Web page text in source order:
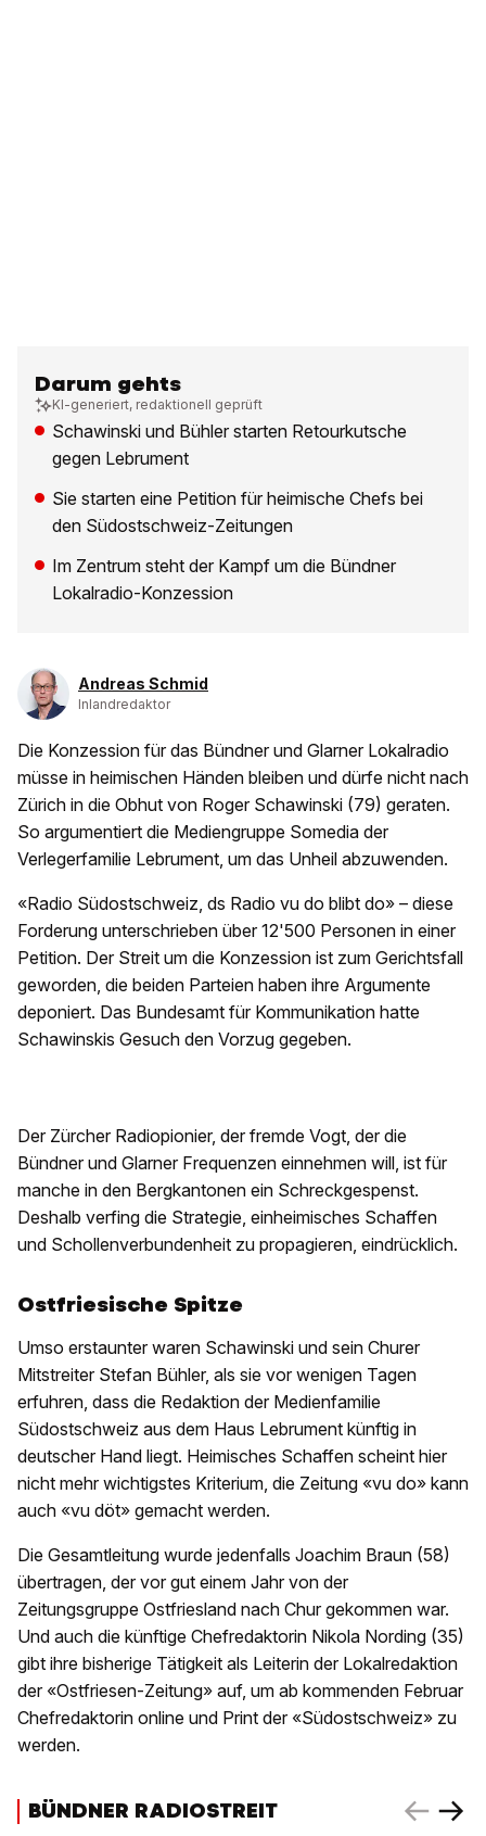
Darum gehts
KI-generiert, redaktionell geprüft
Schawinski und Bühler starten Retourkutsche
gegen Lebrument
Sie starten eine Petition für heimische Chefs bei
den Südostschweiz-Zeitungen
Im Zentrum steht der Kampf um die Bündner
Lokalradio-Konzession
Andreas Schmid
Inlandredaktor
Die Konzession für das Bündner und Glarner Lokalradio
müsse in heimischen Händen bleiben und dürfe nicht nach
Zürich in die Obhut von Roger Schawinski (79) geraten.
So argumentiert die Mediengruppe Somedia der
Verlegerfamilie Lebrument, um das Unheil abzuwenden.
«Radio Südostschweiz, ds Radio vu do blibt do» – diese
Forderung unterschrieben über 12'500 Personen in einer
Petition. Der Streit um die Konzession ist zum Gerichtsfall
geworden, die beiden Parteien haben ihre Argumente
deponiert. Das Bundesamt für Kommunikation hatte
Schawinskis Gesuch den Vorzug gegeben.
Der Zürcher Radiopionier, der fremde Vogt, der die
Bündner und Glarner Frequenzen einnehmen will, ist für
manche in den Bergkantonen ein Schreckgespenst.
Deshalb verfing die Strategie, einheimisches Schaffen
und Schollenverbundenheit zu propagieren, eindrücklich.
Ostfriesische Spitze
Umso erstaunter waren Schawinski und sein Churer
Mitstreiter Stefan Bühler, als sie vor wenigen Tagen
erfuhren, dass die Redaktion der Medienfamilie
Südostschweiz aus dem Haus Lebrument künftig in
deutscher Hand liegt. Heimisches Schaffen scheint hier
nicht mehr wichtigstes Kriterium, die Zeitung «vu do» kann
auch «vu döt» gemacht werden.
Die Gesamtleitung wurde jedenfalls Joachim Braun (58)
übertragen, der vor gut einem Jahr von der
Zeitungsgruppe Ostfriesland nach Chur gekommen war.
Und auch die künftige Chefredaktorin Nikola Nording (35)
gibt ihre bisherige Tätigkeit als Leiterin der Lokalredaktion
der «Ostfriesen-Zeitung» auf, um ab kommenden Februar
Chefredaktorin online und Print der «Südostschweiz» zu
werden.
BÜNDNER RADIOSTREIT